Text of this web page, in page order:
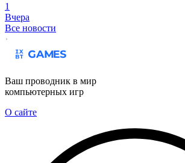
1
Вчера
Все новости
Ваш проводник в мир
компьютерных игр
О сайте